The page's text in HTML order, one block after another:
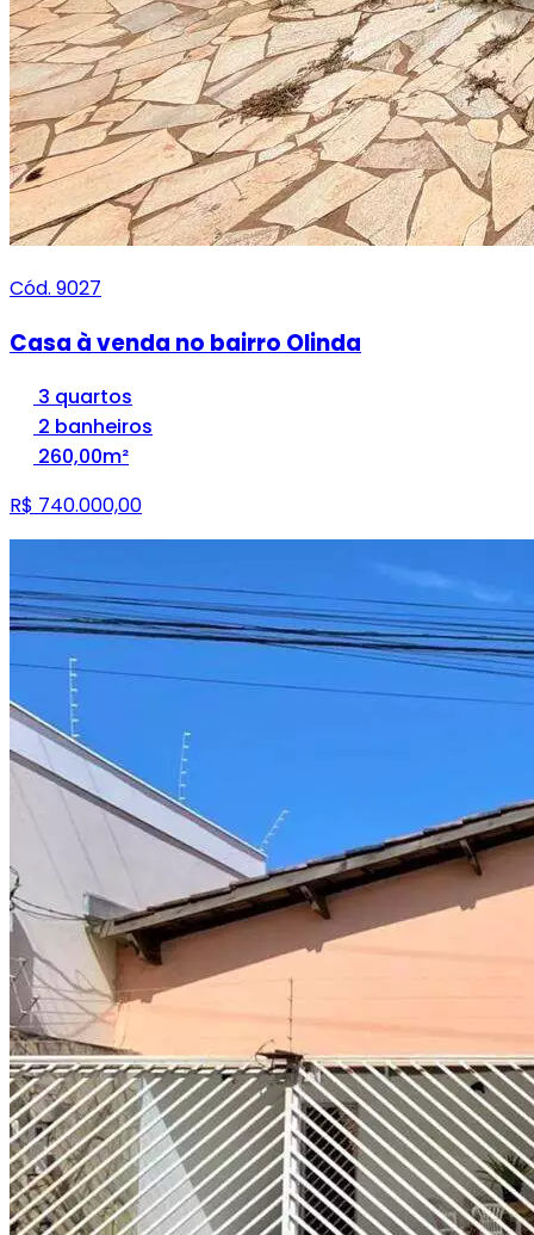
Cód. 9027
Casa à venda no bairro Olinda
3 quartos
2 banheiros
260,00m²
R$ 740.000,00